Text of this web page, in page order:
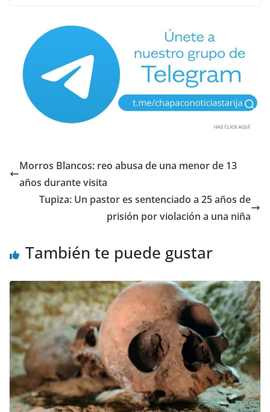
Morros Blancos: reo abusa de una menor de 13
años durante visita
Tupiza: Un pastor es sentenciado a 25 años de
prisión por violación a una niña
También te puede gustar